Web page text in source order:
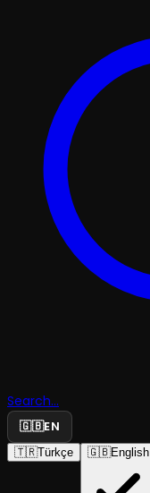
Search...
🇬🇧EN
🇹🇷Türkçe 🇬🇧English